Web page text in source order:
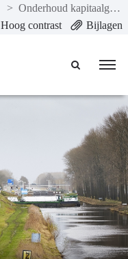
>
Onderhoud kapitaalgoederen
Hoog contrast Bijlagen